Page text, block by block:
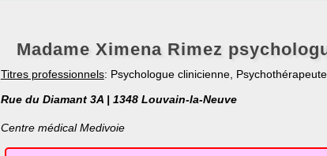
Madame Ximena Rimez
Titres professionnels: Psychologue clinicienne,
Rue du Diamant 3A | 1348 Louvain-la-Neuve
Centre médical Medivoie